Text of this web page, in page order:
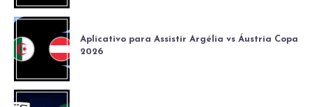
Aplicativo para Assistir Argélia vs Áustria Copa
2026